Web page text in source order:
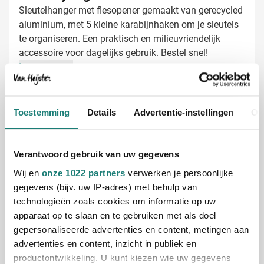
Toestemming Details Advertentie-instellingen
Verantwoord gebruik van uw gegevens
Wij en onze 1022 partners verwerken je persoonlijke
gegevens (bijv. uw IP-adres) met behulp van
technologieën zoals cookies om informatie op uw
apparaat op te slaan en te gebruiken met als doel
gepersonaliseerde advertenties en content, metingen aan
advertenties en content, inzicht in publiek en
productontwikkeling. U kunt kiezen wie uw gegevens
Sleutelhanger met flesopener gemaakt van gerecycled
aluminium, met 5 kleine karabijnhaken om je sleutels
te organiseren. Een praktisch en milieuvriendelijk
accessoire voor dagelijks gebruik. Bestel snel!
Lees meer
Productnummer
1254277
Gewicht
12.5 cm x 3.5 cm x 1.3
cm (l x b x h)
Diameter
0 cm
Aanbevolen voor jou